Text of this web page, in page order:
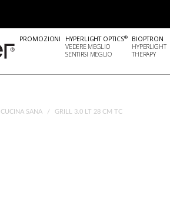
PROMOZIONI HYPERLIGHT OPTICS®
VEDERE MEGLIO
SENTIRSI MEGLIO
BIOPTRON
HYPERLIGHT
THERAPY
CUCINA SANA GRILL 3.0 LT 28 CM TC